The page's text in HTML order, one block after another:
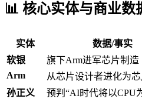
📊 核心实体与商业数
实体 数据/事实
软银
旗下Arm进军芯片制造
Arm
从芯片设计者进化为
孙正义
预判“AI时代将以CPU